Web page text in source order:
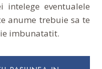
intelege eventualele
anume trebuie sa te
imbunatatit.